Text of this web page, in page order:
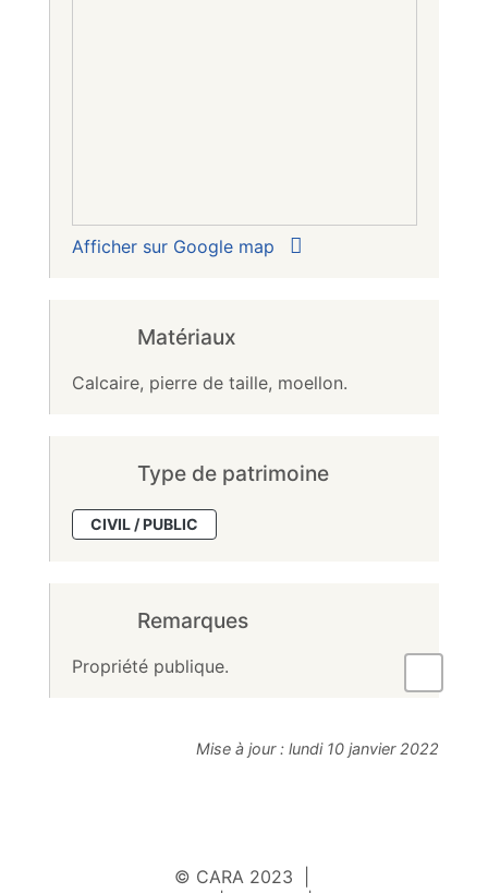
Afficher sur Google map
Matériaux
Calcaire, pierre de taille, moellon.
Type de patrimoine
CIVIL / PUBLIC
Remarques
Propriété publique.
Mise à jour : lundi 10 janvier 2022
© CARA 2023 |